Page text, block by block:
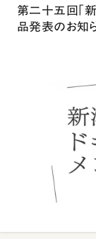
第二十五回「
品発表のお知